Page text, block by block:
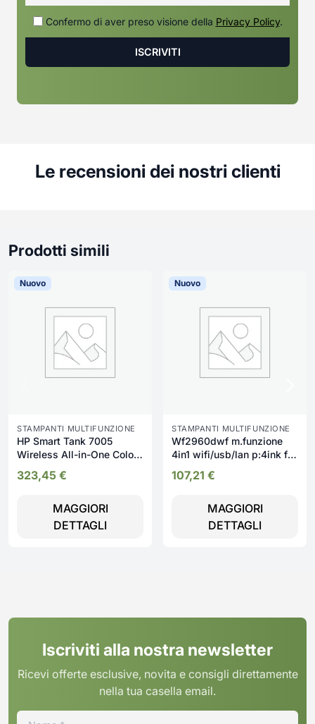
Confermo di aver preso visione della Privacy Policy.
Le recensioni dei nostri clienti
Prodotti simili
Nuovo
STAMPANTI MULTIFUNZIONE
HP Smart Tank 7005
Wireless All-in-One Colore
fronte/retro; fotocopiatrice,
323,45 €
MAGGIORI
DETTAGLI
Nuovo
STAMPANTI MULTIFUNZIONE
Wf2960dwf m.funzione
4in1 wifi/usb/lan p:4ink f/r
107,21 €
MAGGIORI
DETTAGLI
Iscriviti alla nostra newsletter
Ricevi offerte esclusive, novita e consigli direttamente
nella tua casella email.